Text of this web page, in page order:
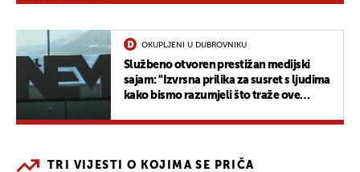
OKUPLJENI U DUBROVNIKU
Službeno otvoren prestižan medijski
sajam: "Izvrsna prilika za susret s ljudima
kako bismo razumjeli što traže ove
TRI VIJESTI O KOJIMA SE PRIČA